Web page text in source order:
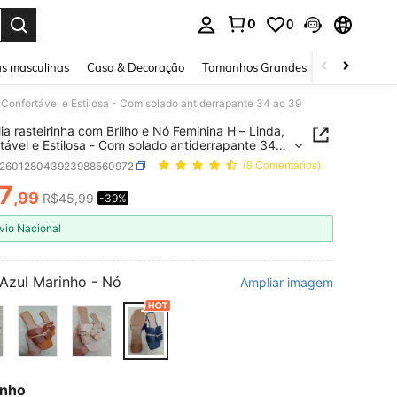
0 0
masculinas Casa & Decoração Tamanhos Grandes Joias e
e Estilosa - Com solado antiderrapante 34 ao 39
rasteirinha com Brilho e Nó Feminina H – Linda,
e Estilosa - Com solado antiderrapante 34
(8 Comentários)
AND AVAILABILITY
,99 R$45,99 -39%
Nacional
Azul Marinho - Nó Ampliar imagem